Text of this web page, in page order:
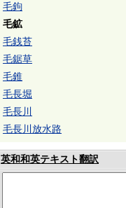
毛鉤
毛鉱
毛銭苔
毛鋸草
毛錐
毛長堀
毛長川
毛長川放水路
英和和英テキスト翻訳